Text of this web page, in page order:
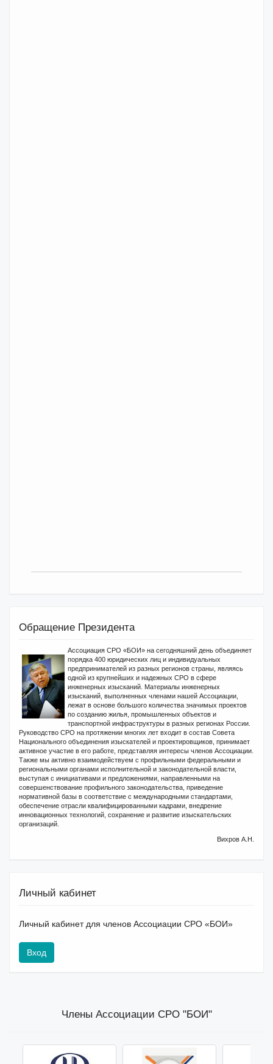
Обращение Президента
Ассоциация СРО «БОИ» на сегодняшний день объединяет
порядка 400 юридических лиц и индивидуальных
предпринимателей из разных регионов страны, являясь
одной из крупнейших и надежных СРО в сфере
инженерных изысканий. Материалы инженерных
изысканий, выполненных членами нашей Ассоциации,
лежат в основе большого количества значимых проектов
по созданию жилья, промышленных объектов и
транспортной инфраструктуры в разных регионах России.
Руководство СРО на протяжении многих лет входит в состав Совета
Национального объединения изыскателей и проектировщиков, принимает
активное участие в его работе, представляя интересы членов Ассоциации.
Также мы активно взаимодействуем с профильными федеральными и
региональными органами исполнительной и законодательной власти,
выступая с инициативами и предложениями, направленными на
совершенствование профильного законодательства, приведение
нормативной базы в соответствие с международными стандартами,
обеспечение отрасли квалифицированными кадрами, внедрение
инновационных технологий, сохранение и развитие изыскательских
организаций.
Вихров А.Н.
Личный кабинет
Личный кабинет для членов Ассоциации СРО «БОИ»
Вход
Члены Ассоциации СРО "БОИ"